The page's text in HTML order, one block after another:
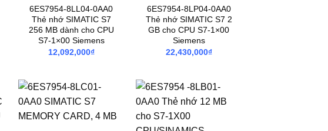
6ES7954-8LL04-0AA0
Thẻ nhớ SIMATIC S7
256 MB dành cho CPU
S7-1×00 Siemens
12,092,000₫
6ES7954-8LP04-0AA0
Thẻ nhớ SIMATIC S7 2
GB cho CPU S7-1×00
Siemens
22,430,000₫